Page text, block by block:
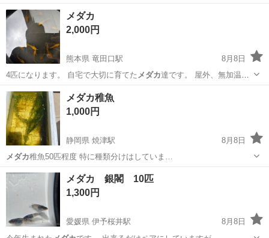
メダカ
2,000円
熊本県 竜田口駅
8月8日
4匹になります。 自宅で大切に育てた メダカ達です。 屋外、無加温、
エアレーショ…
熊本 熊本市 竜田口駅
メダカ稚魚
1,000円
静岡県 焼津駅
8月8日
メダカ稚魚50匹程度 特に種類分けはしていま…
静岡 焼津市 焼津駅 その他 稚魚
メダカ 銀閣 10匹
1,300円
愛媛県 伊予桜井駅
8月8日